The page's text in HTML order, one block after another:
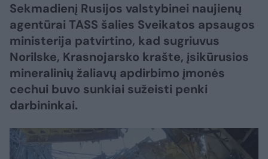
Sekmadienį Rusijos valstybinei naujienų
agentūrai TASS šalies Sveikatos apsaugos
ministerija patvirtino, kad sugriuvus
Norilske, Krasnojarsko krašte, įsikūrusios
mineralinių žaliavų apdirbimo įmonės
cechui buvo sunkiai sužeisti penki
darbininkai.